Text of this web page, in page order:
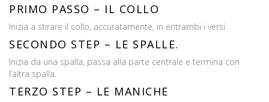
PRIMO PASSO – IL COLLO
Inizia a stirare il collo, accuratamente, in entrambi i versi.
SECONDO STEP – LE SPALLE.
Inizia da una spalla, passa alla parte centrale e termina con
l’altra spalla.
TERZO STEP – LE MANICHE